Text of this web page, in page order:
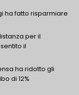
ha fatto risparmiare
per il
il
ha ridotto gli
di 12%